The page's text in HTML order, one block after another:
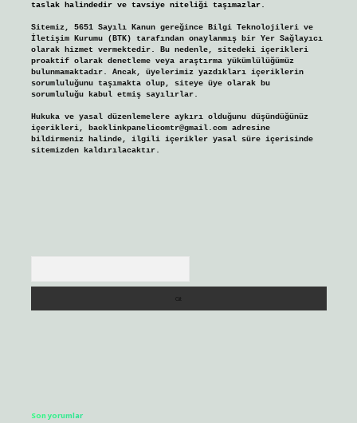
taslak halindedir ve tavsiye niteliği taşımazlar.
Sitemiz, 5651 Sayılı Kanun gereğince Bilgi Teknolojileri ve
İletişim Kurumu (BTK) tarafından onaylanmış bir Yer Sağlayıcı
olarak hizmet vermektedir. Bu nedenle, sitedeki içerikleri
proaktif olarak denetleme veya araştırma yükümlülüğümüz
bulunmamaktadır. Ancak, üyelerimiz yazdıkları içeriklerin
sorumluluğunu taşımakta olup, siteye üye olarak bu
sorumluluğu kabul etmiş sayılırlar.
Hukuka ve yasal düzenlemelere aykırı olduğunu düşündüğünüz
içerikleri, backlinkpanelicomtr@gmail.comadresine
bildirmeniz halinde, ilgili içerikler yasal süre içerisinde
sitemizden kaldırılacaktır.
Son yorumlar